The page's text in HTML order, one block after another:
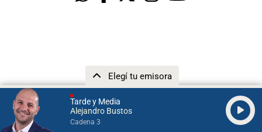
Tarde y Media
Alejandro Bustos
Cadena 3
Elegí tu emisora